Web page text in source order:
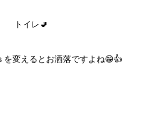
トイレ🚽
を変えるとお洒落ですよね😁👍